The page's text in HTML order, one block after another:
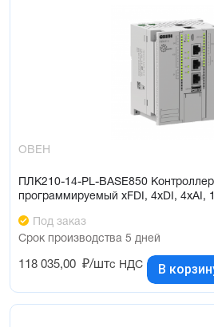
ОВЕН
ПЛК210-14-PL-BASE850
программируемый xFDI, 4xDI, 4xAI,
Под заказ
Срок производства 5 дней
118 035,00 ₽/штс НДС В